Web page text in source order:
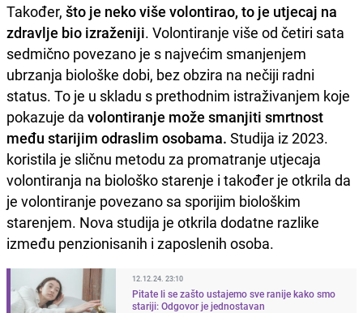
Također, što je neko više volontirao, to je utjecaj na
zdravlje bio izraženiji. Volontiranje više od četiri sata
sedmično povezano je s najvećim smanjenjem
ubrzanja biološke dobi, bez obzira na nečiji radni
status. To je u skladu s prethodnim istraživanjem koje
pokazuje da volontiranje može smanjiti smrtnost
među starijim odraslim osobama. Studija iz 2023.
koristila je sličnu metodu za promatranje utjecaja
volontiranja na biološko starenje i također je otkrila da
je volontiranje povezano sa sporijim biološkim
starenjem. Nova studija je otkrila dodatne razlike
između penzionisanih i zaposlenih osoba.
12.12.24. 23:10
Pitate li se zašto ustajemo sve ranije kako smo
stariji: Odgovor je jednostavan